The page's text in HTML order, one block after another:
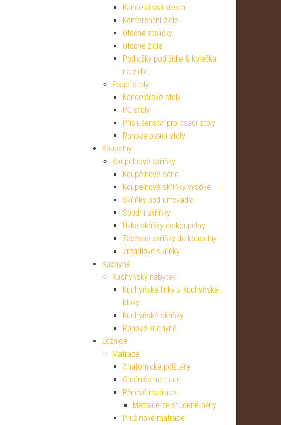
Kancelářská křesla
Konferenční židle
Otočné stoličky
Otočné židle
Podložky pod židle & kolečka
na židle
Psací stoly
Kancelářské stoly
PC stoly
Příslušenství pro psací stoly
Rohové psací stoly
Koupelny
Koupelnové skříňky
Koupelnové série
Koupelnové skříňky vysoké
Skříňky pod umyvadlo
Spodní skříňky
Úzké skříňky do koupelny
Závěsné skříňky do koupelny
Zrcadlové skříňky
Kuchyně
Kuchyňský nábytek
Kuchyňské linky a kuchyňské
bloky
Kuchyňské skříňky
Rohové kuchyně
Ložnice
Matrace
Anatomické polštáře
Chrániče matrace
Pěnové matrace
Matrace ze studené pěny
Pružinové matrace